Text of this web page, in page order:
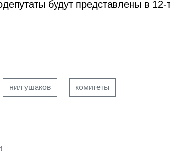
будут представлены в 12-
нил ушаков комитеты